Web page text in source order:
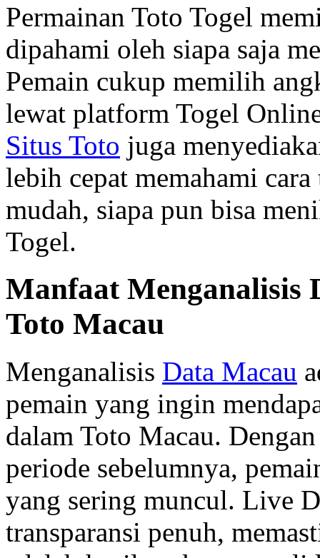
Permainan Toto Togel
dipahami oleh siapa saja
Pemain cukup memilih
lewat platform Togel
Situs Toto juga
lebih cepat memahami
mudah, siapa pun bisa
Togel.
Manfaat Menganalisis
Toto Macau
Menganalisis Data Macau
pemain yang ingin
dalam Toto Macau.
periode sebelumnya,
yang sering muncul. Live
transparansi penuh,